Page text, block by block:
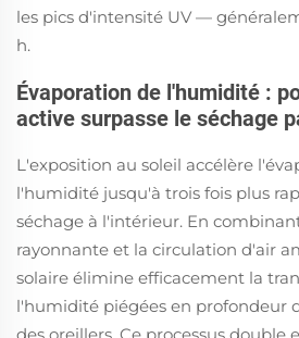
les pics d'intensité UV —
h.
Évaporation de l'humidité :
active surpasse le séchage
L'exposition au soleil accélère
l'humidité jusqu'à trois fois plus
séchage à l'intérieur. En
rayonnante et la circulation d'air
solaire élimine efficacement la
l'humidité piégées en profondeur
des oreillers. Ce processus